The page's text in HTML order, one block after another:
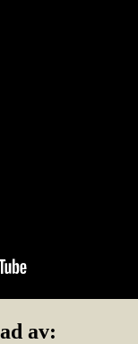
av: